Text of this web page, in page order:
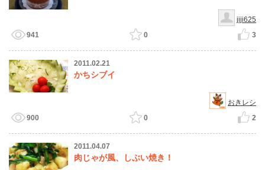
jiji625
941
0 3
2011.02.21
かちシブイ
おきレシ
900
0 2
2011.04.07
肉じゃが風、しぶい焼き！